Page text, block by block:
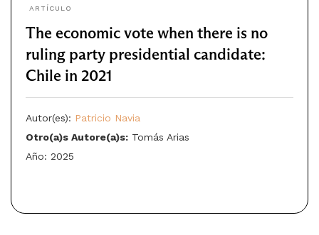
ARTÍCULO
The economic vote when there is no
ruling party presidential candidate:
Chile in 2021
Autor(es): Patricio Navia
Otro(a)s Autore(a)s: Tomás Arias
Año: 2025